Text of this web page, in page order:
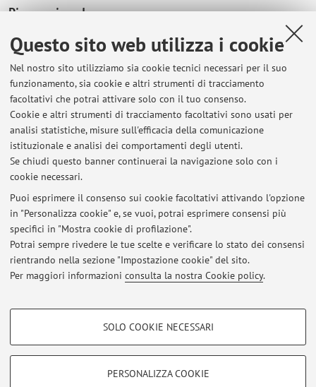
Questo sito web utilizza i cookie
Nel nostro sito utilizziamo sia cookie tecnici necessari per il suo
funzionamento, sia cookie e altri strumenti di tracciamento
facoltativi che potrai attivare solo con il tuo consenso.
Cookie e altri strumenti di tracciamento facoltativi sono usati per
analisi statistiche, misure sull'efficacia della comunicazione
istituzionale e analisi dei comportamenti degli utenti.
Se chiudi questo banner continuerai la navigazione solo con i
cookie necessari.
Puoi esprimere il consenso sui cookie facoltativi attivando l'opzione
in "Personalizza cookie" e, se vuoi, potrai esprimere consensi più
specifici in "Mostra cookie di profilazione".
Potrai sempre rivedere le tue scelte e verificare lo stato dei consensi
rientrando nella sezione "Impostazione cookie" del sito.
Per maggiori informazioni consulta la nostra Cookie policy.
COOKIE DI PROFILAZIONE - FACOLTATIVI
SOLO COOKIE NECESSARI
PERSONALIZZA COOKIE
Risorse in rete
ORCID
Orario di ricevimento
In presenza a Forlìoppure online , su Teams,
previo
appuntamento
via e-mail.
Ultimi avvisi
Al momento non sono presenti avvisi.
Area riservata
Accedi tramiteloginper gestire tutti i contenuti del sito.